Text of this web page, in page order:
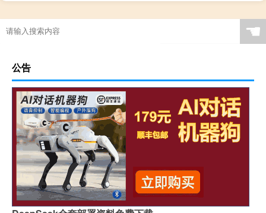
☚
公告